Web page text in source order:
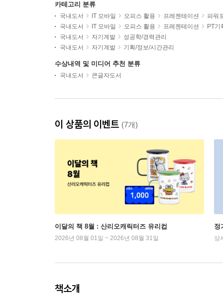
카테고리 분류
국내도서 IT 모바일 오피스 활용 프레젠테이션
파워
국내도서
IT 모바일 오피스 활용 프레젠테이션
PT기
국내도서
자기계발
성공학/경력관리
국내도서
자기계발 기획/정보/시간관리
수상내역 및 미디어 추천 분류
국내도서 큰글자도서
이 상품의 이벤트 (7개)
이달의 책 8월 : 산리오캐릭터즈 유리컵
2026년 08월 01일 ~ 2026년 08월 31일
정
상
책소개